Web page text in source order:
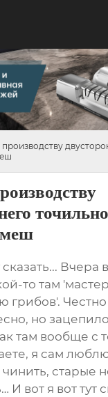
меш
сказать...
то там
Честно
но
там вообще с
я сам
старые
И вот я вот тут